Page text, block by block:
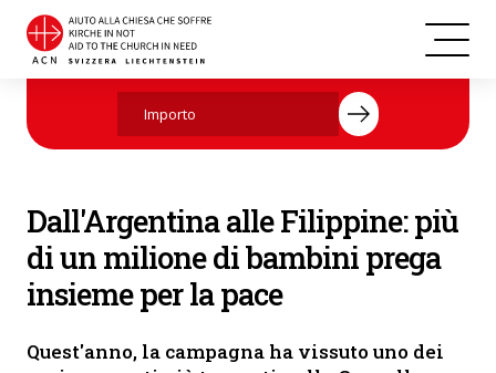
Bambini in Polonia partecipano all'evento (Foto: ACN)
Aiutate ora con la vostra donazione.
Dall'Argentina alle Filippine: più
di un milione di bambini prega
insieme per la pace
Quest'anno, la campagna ha vissuto uno dei